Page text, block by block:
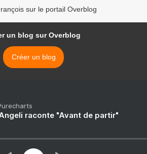
sur le portail Overblog
un blog sur Overblog
Créer un blog
raconte "Avant de partir"